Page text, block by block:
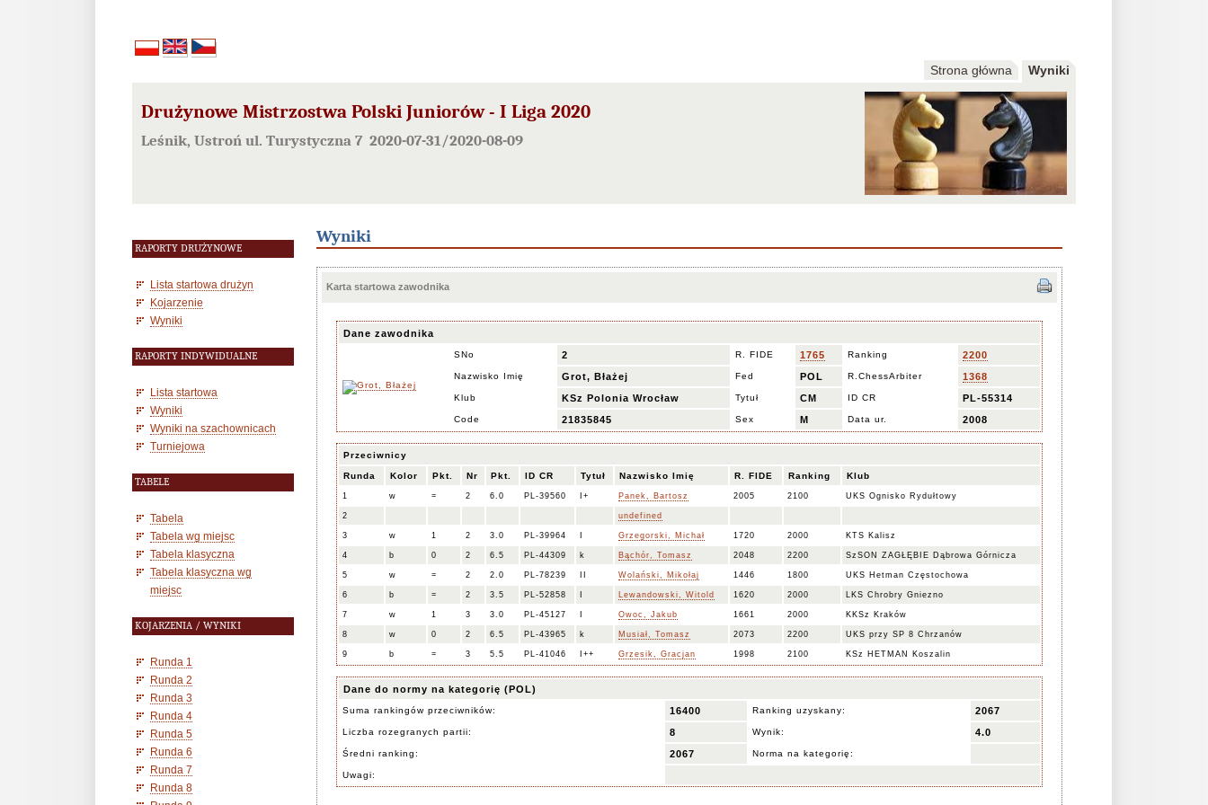
Strona główna Wyniki
Drużynowe Mistrzostwa Polski Juniorów - I Liga 2020
Leśnik, Ustroń ul. Turystyczna 7 2020-07-31/2020-08-09
RAPORTY DRUŻYNOWE
Lista startowa drużyn
Kojarzenie
Wyniki
RAPORTY INDYWIDUALNE
Lista startowa
Wyniki
Wyniki na szachownicach
Turniejowa
TABELE
Tabela
Tabela wg miejsc
Tabela klasyczna
Tabela klasyczna wg
miejsc
KOJARZENIA / WYNIKI
Runda 1
Runda 2
Runda 3
Runda 4
Runda 5
Runda 6
Runda 7
Runda 8
Wyniki
Karta startowa zawodnika
Dane zawodnika
SNo 2 R. FIDE 1765 Ranking 2200
Nazwisko Imię Grot, Błażej Fed POL R.ChessArbiter 1368
Klub KSz Polonia Wrocław Tytuł CM ID CR PL-55314
Code 21835845 Sex M Data ur. 2008
Przeciwnicy
Runda Kolor Pkt. Nr Pkt. ID CR Tytuł Nazwisko Imię R. FIDE Ranking Klub
1 w = 2 6.0 PL-39560 I+ Panek, Bartosz 2005 2100 UKS Ognisko Rydułtowy
2 undefined
3 w 1 2 3.0 PL-39964 Grzegorski, Michał 1720 2000 KTS Kalisz
4 b 0 2 6.5 PL-44309 k Bąchór, Tomasz 2048 2200 SzSON ZAGŁĘBIE Dąbrowa Górnicza
5 w = 2 2.0 PL-78239 Wolański, Mikołaj 1446 1800 UKS Hetman Częstochowa
6 b = 2 3.5 PL-52858 Lewandowski, Witold 1620 2000 LKS Chrobry Gniezno
7 w 1 3 3.0 PL-45127 Owoc, Jakub 1661 2000 KKSz Kraków
8 w 0 2 6.5 PL-43965 k Musiał, Tomasz 2073 2200 UKS przy SP 8 Chrzanów
9 b = 3 5.5 PL-41046 I++ Grzesik, Gracjan 1998 2100 KSz HETMAN Koszalin
Dane do normy na kategorię (POL)
Suma rankingów przeciwników: 16400 Ranking uzyskany: 2067
Liczba rozegranych partii: 8 Wynik: 4.0
Średni ranking: 2067 Norma na kategorię:
Uwagi: